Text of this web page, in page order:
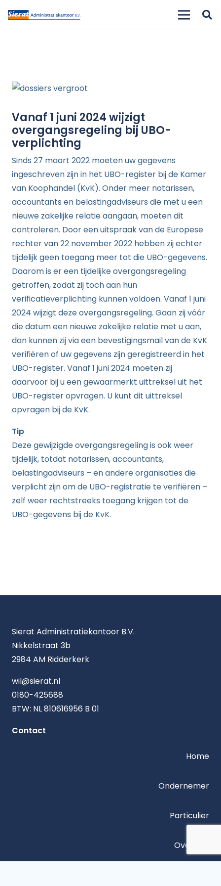
Vanaf 1 juni 2024 wijzigt
overgangsregeling bij UBO-
verplichting
Sinds 27 maart 2022 moeten uw gegevens
ingeschreven zijn in het UBO-register bij de Kamer
van Koophandel (KvK). Onder meer notarissen,
accountants en belastingadviseurs die met u een
nieuwe zakelijke relatie aangaan, moeten dit
controleren. Door een uitspraak van de Europese
rechter van 22 november 2022 hebben zij echter
tijdelijk geen toegang meer tot die UBO-gegevens.
Daarom is er een tijdelijke overgangsregeling
getroffen, zodat zij toch aan hun
verificatieverplichting kunnen voldoen. Vanaf 1 juni
2024 wijzigt deze overgangsregeling. Gaan zij vóór
die datum een nieuwe zakelijke relatie met u aan,
dan kunnen zij via een bevestigingsmail van de KvK
verifiëren of uw gegevens zijn geregistreerd in het
UBO-register. Vanaf 1 juni 2024 moeten zij
daarvoor bij u een gewaarmerkt uittreksel uit het
UBO-register opvragen. U kunt dit uittreksel
opvragen bij de KvK.
Tip
Deze gewijzigde overgangsregeling is ook weer
tijdelijk, totdat notarissen, accountants,
belastingadviseurs – en andere organisaties die
verplicht zijn om de UBO-registratie te verifiëren –
zelf weer rechtstreeks toegang krijgen tot de
UBO-gegevens bij de KvK.
Sierat Administratiekantoor B.V.
Nikkelstraat 3b
2984 AM Ridderkerk
wil@sierat.nl
0180-425688
BTW: NL 810616956 B 01
Contact
Home
Ondernemer
Particulier
Over ons